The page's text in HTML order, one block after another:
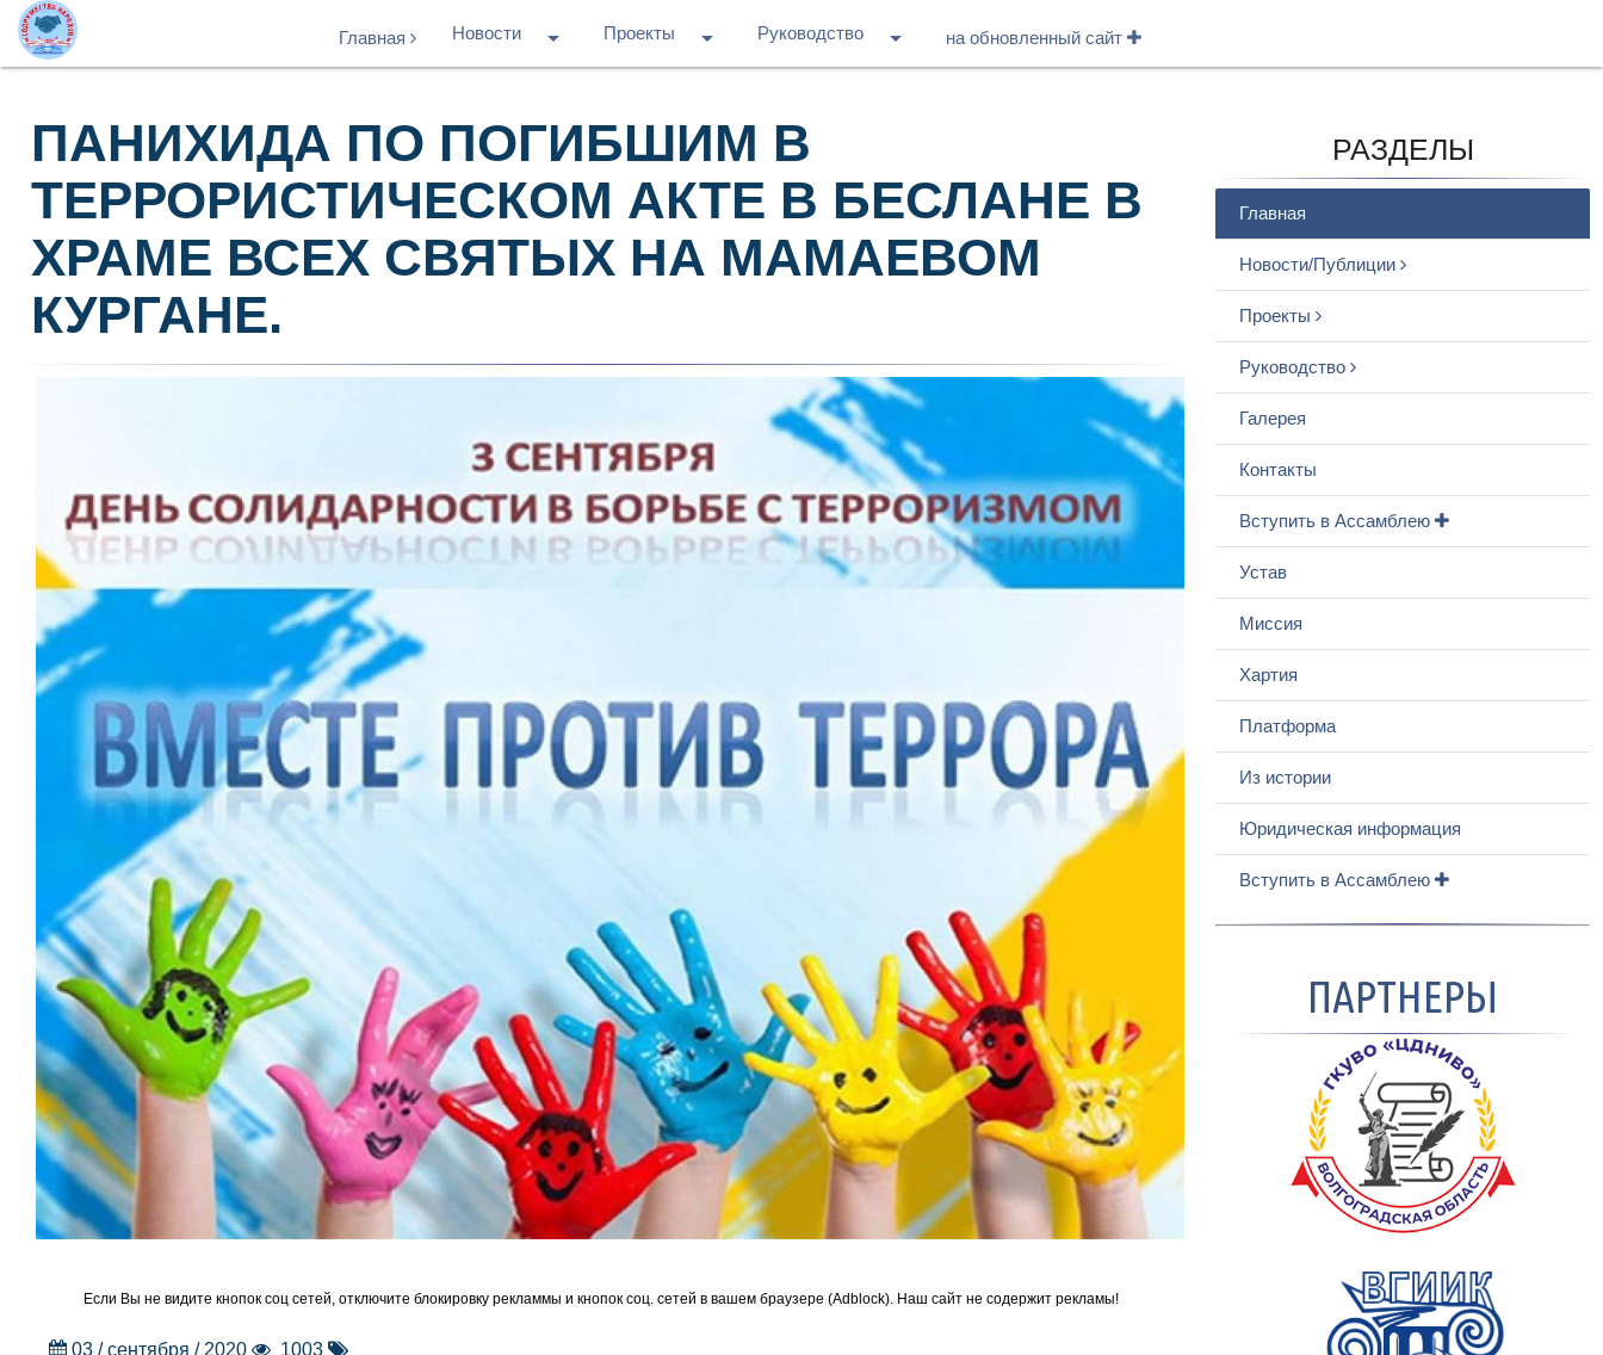
Главная Новости arrow_drop_down Проекты arrow_drop_down Руководство arrow_drop_down на обновленный сайт
ПАНИХИДА ПО ПОГИБШИМ В
ТЕРРОРИСТИЧЕСКОМ АКТЕ В БЕСЛАНЕ В
ХРАМЕ ВСЕХ СВЯТЫХ НА МАМАЕВОМ
КУРГАНЕ.
Если Вы не видите кнопок соц сетей, отключите блокировку рекламмы и кнопок соц. сетей в вашем браузере (Adblock). Наш сайт не содержит рекламы!
03 / сентября / 2020 1003
РАЗДЕЛЫ
Главная
Новости/Публиции
Проекты
Руководство
Галерея
Контакты
Вступить в Ассамблею
Устав
Миссия
Хартия
Платформа
Из истории
Юридическая информация
Вступить в Ассамблею
ПАРТНЕРЫ